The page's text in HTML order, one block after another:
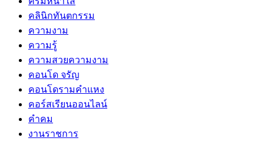
คลินิกทันตกรรม
ความงาม
ความรู้
ความสวยความงาม
คอนโด จรัญ
คอนโดรามคำแหง
คอร์สเรียนออนไลน์
คำคม
งานราชการ